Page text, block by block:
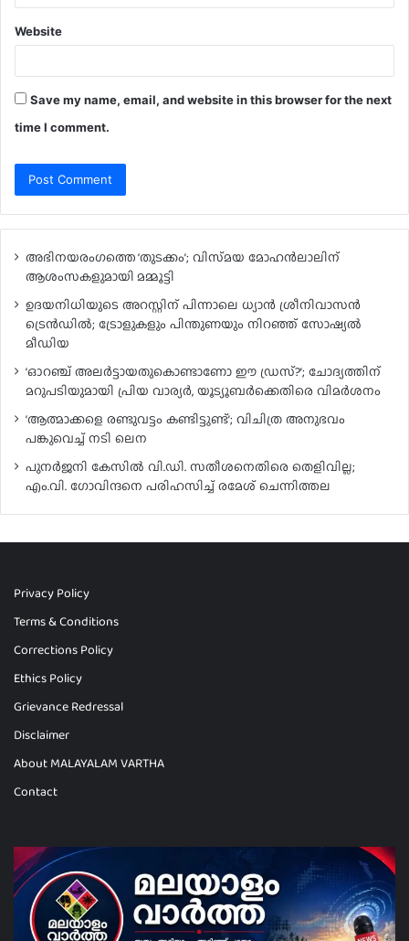
Website
Save my name, email, and website in this browser for the next
time I comment.
അഭിനയരംഗത്തെ ‘തുടക്കം’; വിസ്‍മയ മോഹന്‍ലാലിന്
ആശംസകളുമായി മമ്മൂട്ടി
ഉദയനിധിയുടെ അറസ്റ്റിന് പിന്നാലെ ധ്യാൻ ശ്രീനിവാസൻ
ട്രെൻഡിൽ; ട്രോളുകളും പിന്തുണയും നിറഞ്ഞ് സോഷ്യൽ
മീഡിയ
‘ഓറഞ്ച് അലർട്ടായതുകൊണ്ടാണോ ഈ ഡ്രസ്?’; ചോദ്യത്തിന്
മറുപടിയുമായി പ്രിയ വാര്യർ, യൂട്യൂബർക്കെതിരെ വിമർശനം
‘ആത്മാക്കളെ രണ്ടുവട്ടം കണ്ടിട്ടുണ്ട്’; വിചിത്ര അനുഭവം
പങ്കുവെച്ച് നടി ലെന
പുനർജനി കേസിൽ വി.ഡി. സതീശനെതിരെ തെളിവില്ല;
എം.വി. ഗോവിന്ദനെ പരിഹസിച്ച് രമേശ് ചെന്നിത്തല
Privacy Policy
Terms & Conditions
Corrections Policy
Ethics Policy
Grievance Redressal
Disclaimer
About MALAYALAM VARTHA
Contact